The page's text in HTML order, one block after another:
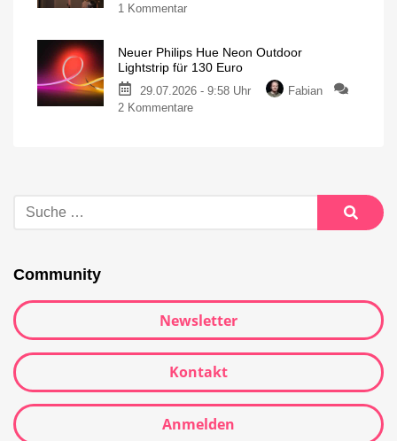
1 Kommentar
Neuer Philips Hue Neon Outdoor
Lightstrip für 130 Euro
29.07.2026 - 9:58 Uhr
Fabian
2 Kommentare
Community
Newsletter
Kontakt
Anmelden